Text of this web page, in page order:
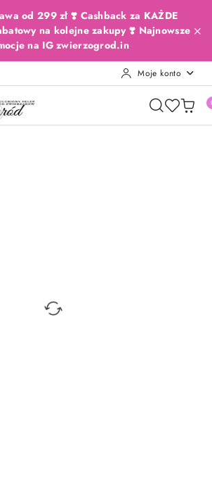
głównej
konto
głównego
produktu
od 299 zł ❣️ Cashback za KAŻDE
na kolejne zakupy ❣️ Najnowsze
na IG zwierzogrod.in
Moje konto